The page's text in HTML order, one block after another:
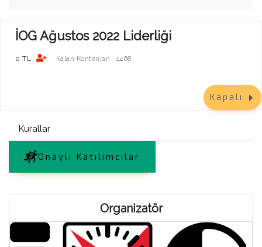
İOG Ağustos 2022 Liderliği
0 TL Kalan Kontenjan : 1468
Kapalı
Kurallar
Onaylı Katılımcılar
Organizatör